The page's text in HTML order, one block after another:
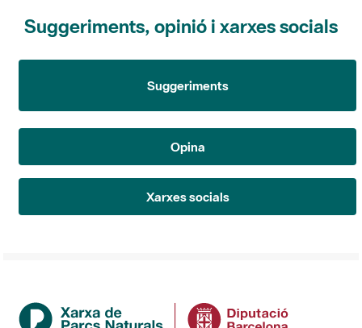
Suggeriments, opinió i xarxes socials
Suggeriments
Opina
Xarxes socials